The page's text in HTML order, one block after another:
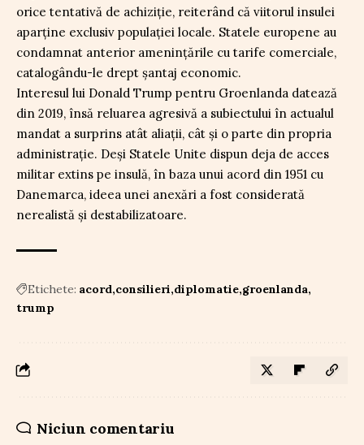
orice tentativă de achiziție, reiterând că viitorul insulei
aparține exclusiv populației locale. Statele europene au
condamnat anterior amenințările cu tarife comerciale,
catalogându-le drept șantaj economic.
Interesul lui Donald Trump pentru Groenlanda datează
din 2019, însă reluarea agresivă a subiectului în actualul
mandat a surprins atât aliații, cât și o parte din propria
administrație. Deși Statele Unite dispun deja de acces
militar extins pe insulă, în baza unui acord din 1951 cu
Danemarca, ideea unei anexări a fost considerată
nerealistă și destabilizatoare.
Etichete: acord consilieri diplomatie groenlanda
trump
Niciun comentariu